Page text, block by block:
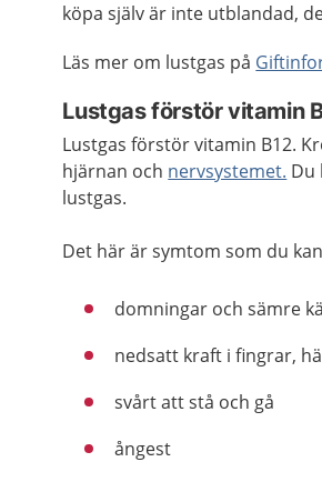
köpa själv är inte utblandad,
Läs mer om lustgas på
Lustgas förstör vitamin
Lustgas förstör vitamin B12.
hjärnan och nervsystemet. Du
lustgas.
Det här är symtom som du
domningar och sämre
nedsatt kraft i fingrar,
svårt att stå och gå
ångest